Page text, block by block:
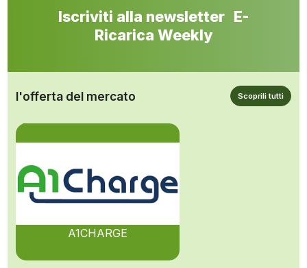
Iscriviti alla newsletter E-
Ricarica Weekly
l'offerta del mercato Scoprili tutti
A1CHARGE